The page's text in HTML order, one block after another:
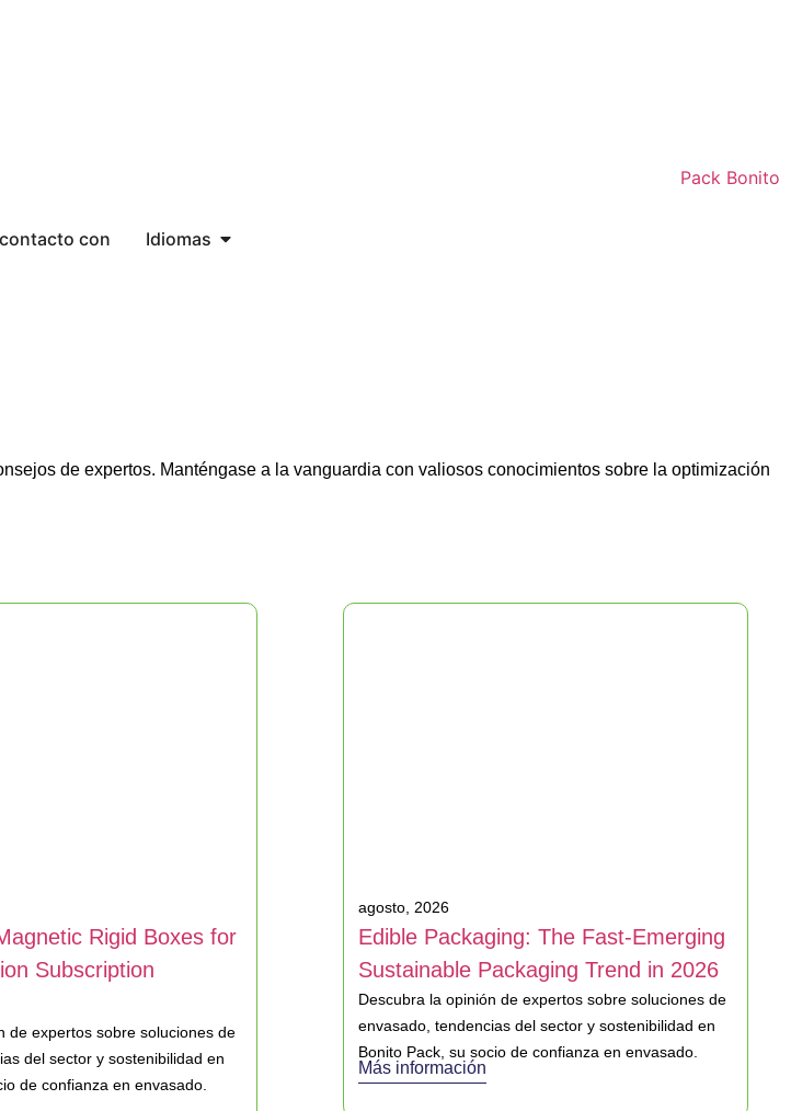
con Idiomas
de expertos. Manténgase a la vanguardia con valiosos conocimientos sobre la optimización
Rigid Boxes for
Subscription
de expertos sobre soluciones de
del sector y sostenibilidad en
de confianza en envasado.
agosto, 2026
Edible Packaging: The Fast-Emerging
Sustainable Packaging Trend in 2026
Descubra la opinión de expertos sobre soluciones de
envasado, tendencias del sector y sostenibilidad en
Bonito Pack, su socio de confianza en envasado.
Más información